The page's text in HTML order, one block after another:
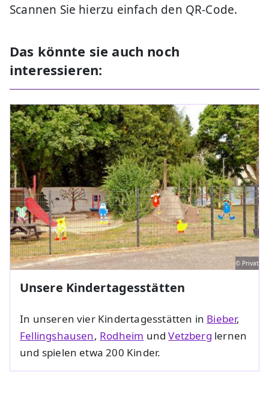
Scannen Sie hierzu einfach den QR-Code.
Das könnte sie auch noch
interessieren:
© Privat
Unsere Kindertagesstätten
In unseren vier Kindertagesstätten in Bieber,
Fellingshausen, Rodheim undVetzberg lernen
und spielen etwa 200 Kinder.